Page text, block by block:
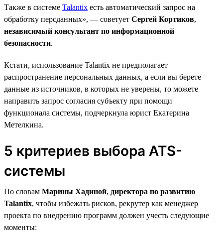
Также в системе Talantix есть автоматический запрос на
обработку персданных», — советует Сергей Кортиков,
независимый консультант по информационной
безопасности.
Кстати, использование Talantix не предполагает
распространение персональных данных, а если вы берете
данные из источников, в которых не уверены, то можете
направить запрос согласия субъекту при помощи
функционала системы, подчеркнула юрист Екатерина
Метелкина.
5 критериев выбора ATS-
системы
По словам Марины Хадиной, директора по развитию
Talantix, чтобы избежать рисков, рекрутер как менеджер
проекта по внедрению программ должен учесть следующие
моменты: